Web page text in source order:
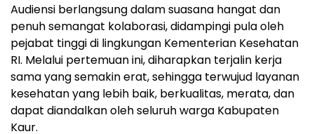
Audiensi berlangsung dalam suasana hangat dan
penuh semangat kolaborasi, didampingi pula oleh
pejabat tinggi di lingkungan Kementerian Kesehatan
RI. Melalui pertemuan ini, diharapkan terjalin kerja
sama yang semakin erat, sehingga terwujud layanan
kesehatan yang lebih baik, berkualitas, merata, dan
dapat diandalkan oleh seluruh warga Kabupaten
Kaur.